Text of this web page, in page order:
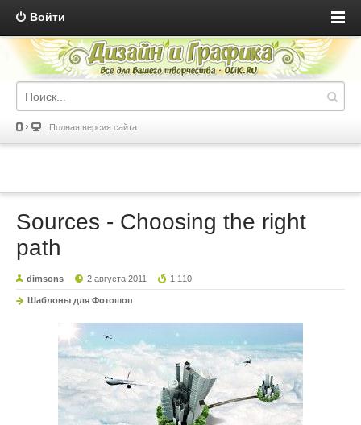
Войти
Полная версия сайта
Sources - Choosing the right
path
dimsons 2 августа 2011 1 110
Шаблоны для Фотошоп